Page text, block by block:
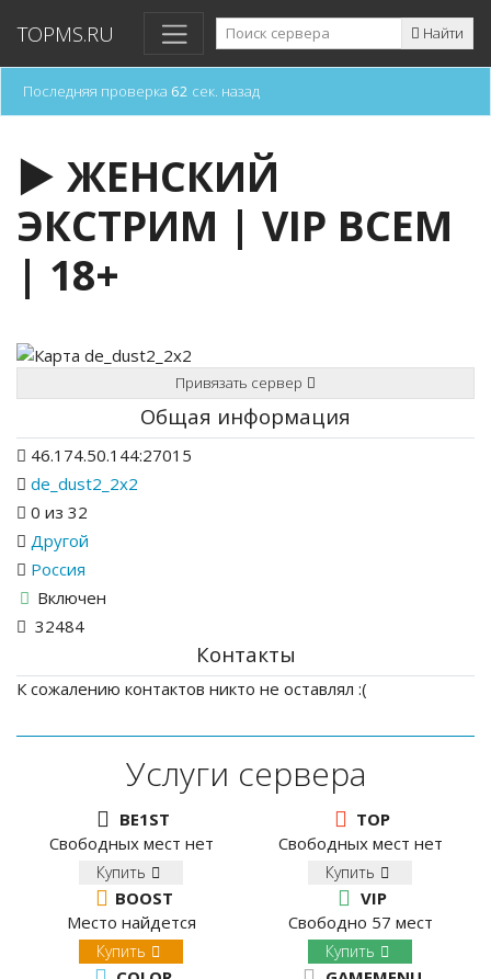
TOPMS.RU Найти
Последняя проверка 62 сек. назад
► ЖЕНСКИЙ
ЭКСТРИМ | VIP ВСЕМ
| 18+
Привязать сервер
Общая информация
46.174.50.144:27015
de_dust2_2x2
0 из 32
Другой
Россия
Включен
32484
Контакты
К сожалению контактов никто не оставлял :(
Услуги сервера
BE1ST
Свободных мест нет
Купить
TOP
Свободных мест нет
Купить
BOOST
Место найдется
Купить
VIP
Свободно 57 мест
Купить